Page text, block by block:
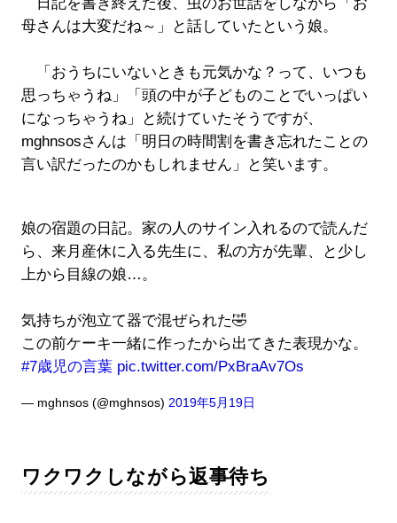
母さんは大変だね～」と話していたという娘。
「おうちにいないときも元気かな？って、いつも
思っちゃうね」「頭の中が子どものことでいっぱい
になっちゃうね」と続けていたそうですが、
mghnsosさんは「明日の時間割を書き忘れたことの
言い訳だったのかもしれません」と笑います。
娘の宿題の日記。家の人のサイン入れるので読んだ
ら、来月産休に入る先生に、私の方が先輩、と少し
上から目線の娘…。
気持ちが泡立て器で混ぜられた🤣
この前ケーキ一緒に作ったから出てきた表現かな。
#7歳児の言葉 pic.twitter.com/PxBraAv7Os
— mghnsos (@mghnsos) 2019年5月19日
ワクワクしながら返事待ち